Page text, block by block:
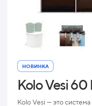
НОВИНКА
Kolo Vesi
Kolo Vesi — это